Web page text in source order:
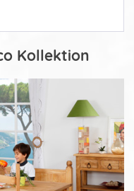
Kollektion